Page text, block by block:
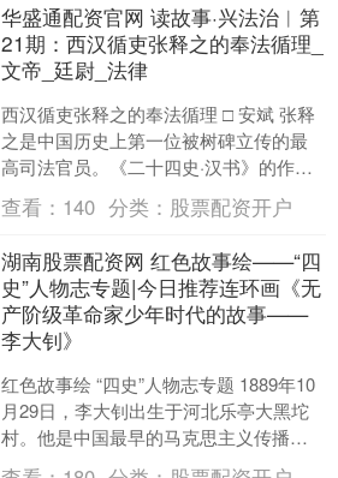
华盛通配资官网 读故事·兴法治︱第
21期：西汉循吏张释之的奉法循理_
文帝_廷尉_法律
西汉循吏张释之的奉法循理 □ 安斌 张释
之是中国历史上第一位被树碑立传的最
高司法官员。《二十四史·汉书》的作者
班固对张释之的画像是：“释之典刑，国
宪以平。”张释....
查看： 140 分类： 股票配资开户
湖南股票配资网 红色故事绘——“四
史”人物志专题|今日推荐连环画《无
产阶级革命家少年时代的故事——
李大钊》
红色故事绘 “四史”人物志专题 1889年10
月29日，李大钊出生于河北乐亭大黑坨
村。他是中国最早的马克思主义传播
者，也是中国共产党主要创始人之一。